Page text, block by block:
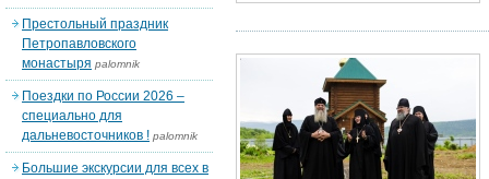
Престольный праздник
Петропавловского
монастыря palomnik
Поездки по России 2026 –
специально для
дальневосточников ! palomnik
Большие экскурсии для всех в